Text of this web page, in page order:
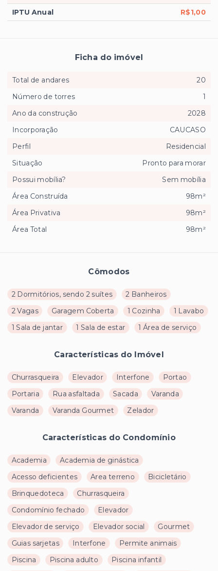
Cômodos
2 Dormitórios, sendo 2 suítes
2 Banheiros
2 Vagas
Garagem Coberta 1 Cozinha
1 Lavabo
1 Sala de jantar
1 Sala de estar 1 Área de serviço
Características do Imóvel
Churrasqueira Elevador Interfone
Portao
Portaria
Rua asfaltada Sacada
Varanda
Varanda
Varanda Gourmet Zelador
Características do Condomínio
Academia
Academia de ginástica
Acesso deficientes
Area terreno
Bicicletário
Brinquedoteca
Churrasqueira
Condomínio fechado
Elevador
Elevador de serviço
Elevador social
Gourmet
Guias sarjetas
Interfone
Permite animais
Piscina
Piscina adulto
Piscina infantil
IPTU Anual
R$1,00
Ficha do imóvel
Total de andares
20
Número de torres
1
Ano da construção
2028
Incorporação
CAUCASO
Perfil
Residencial
Situação
Pronto para morar
Possui mobília?
Sem mobília
Área Construída
98m²
Área Privativa
98m²
Área Total
98m²